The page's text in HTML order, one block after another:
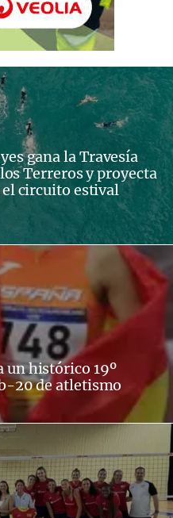
gana la Travesía
Terreros y proyecta
circuito estival
un histórico 19º
20 de atletismo